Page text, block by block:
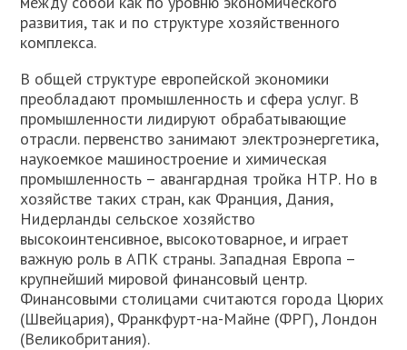
развития, так и по структуре хозяйственного
комплекса.
В общей структуре европейской экономики
преобладают промышленность и сфера услуг. В
промышленности лидируют обрабатывающие
отрасли. первенство занимают электроэнергетика,
наукоемкое машиностроение и химическая
промышленность – авангардная тройка НТР. Но в
хозяйстве таких стран, как Франция, Дания,
Нидерланды сельское хозяйство
высокоинтенсивное, высокотоварное, и играет
важную роль в АПК страны. Западная Европа –
крупнейший мировой финансовый центр.
Финансовыми столицами считаются города Цюрих
(Швейцария), Франкфурт-на-Майне (ФРГ), Лондон
(Великобритания).